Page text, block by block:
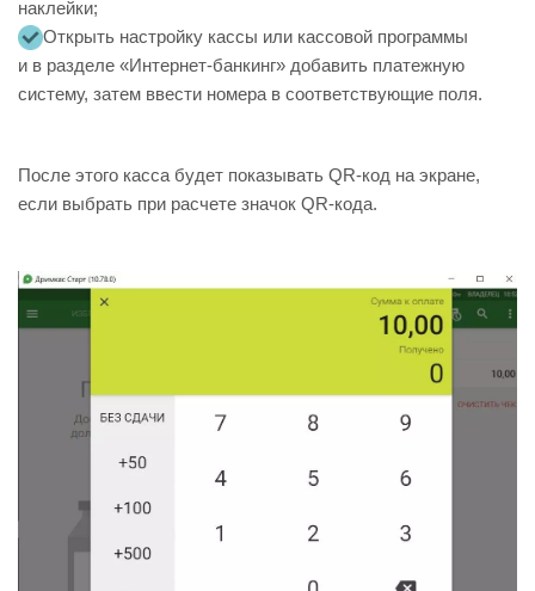
наклейки;
Открыть настройку кассы или кассовой программы
и в разделе «Интернет-банкинг» добавить платежную
систему, затем ввести номера в соответствующие поля.
После этого касса будет показывать QR-код на экране,
если выбрать при расчете значок QR-кода.